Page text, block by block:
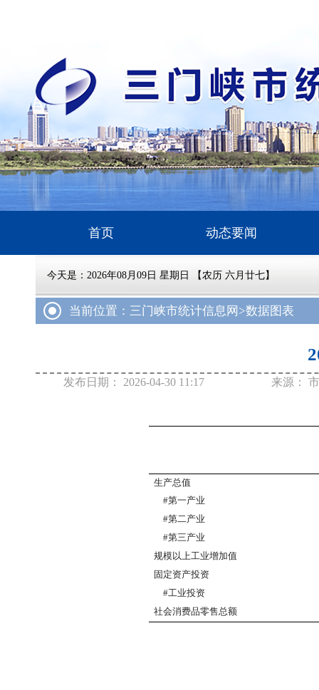
首页 动态要闻
今天是： 2026年08月09日 星期日 【农历 六月廿七】
当前位置：三门峡市统计信息网 >数据图表
发布日期： 2026-04-30 11:17 来源：
生产总值
#第一产业
#第二产业
#第三产业
规模以上工业增加值
固定资产投资
#工业投资
社会消费品零售总额